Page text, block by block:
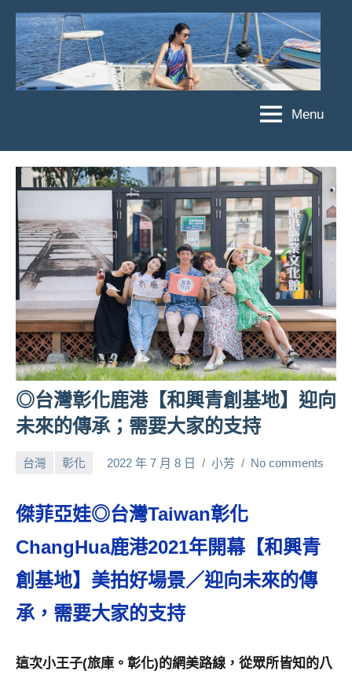
Skip
content
菲
亞
娃
JEFFIA
FANG
娃
粉
絲
團、
主
旅
遊、
達
人
帶
路、
旅
節
來
賓、
News
金
探
節
底、
Menu
◎台灣彰化鹿港【和興青創基地】迎向
未來的傳承；需要大家的支持
台灣 彰化 2022 年 7 月 8 日 小芳 No comments
傑菲亞娃◎台灣Taiwan彰化
ChangHua鹿港2021年開幕【和興青
創基地】美拍好場景／迎向未來的傳
承，需要大家的支持
這次小王子(旅庫。彰化)的網美路線，從眾所皆知的八